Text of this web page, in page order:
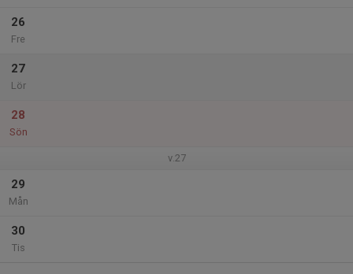
26
Fre
27
Lör
28
Sön
v.27
29
Mån
30
Tis